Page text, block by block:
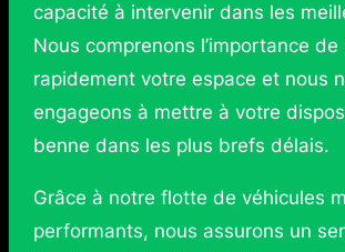
capacité à intervenir dans les
Nous comprenons l’importance de
rapidement votre espace et nous
engageons à mettre à votre
benne dans les plus brefs délais.
Grâce à notre flotte de véhicules
performants, nous assurons un